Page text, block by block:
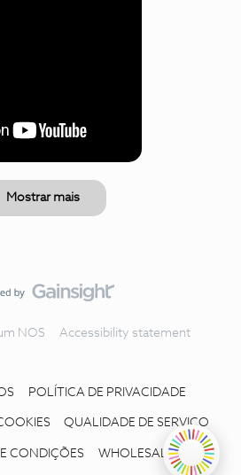
Mostrar mais
NOS Accessibility statement
POLÍTICA DE PRIVACIDADE
QUALIDADE DE SERVIÇO
CONDIÇÕES WHOLESALE